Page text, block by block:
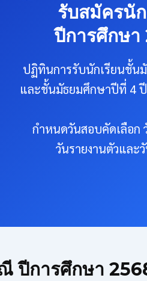
รับสมัครนั
ปีการศึกษา
ปฏิทินการรับนักเรียนชั้น
และชั้นมัธยมศึกษาปีที่ 4
กำหนดวันสอบคัดเลือก
วันรายงานตัวและ
ปีการศึกษา